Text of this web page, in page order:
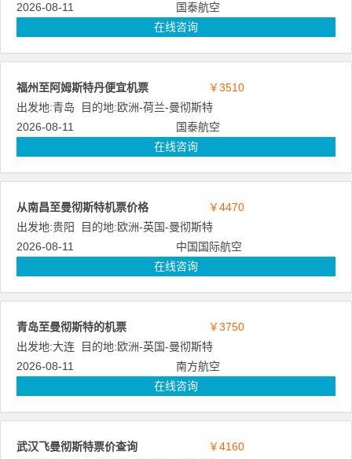
2026-08-11
国泰航空
在线咨询
福州至阿姆斯特丹便宜机票
￥3510
出发地:青岛 目的地:欧洲-荷兰-曼彻斯特
2026-08-11
国泰航空
在线咨询
从南昌至曼彻斯特机票价格
￥4470
出发地:贵阳 目的地:欧洲-英国-曼彻斯特
2026-08-11
中国国际航空
在线咨询
青岛至曼彻斯特的机票
￥3750
出发地:大连 目的地:欧洲-英国-曼彻斯特
2026-08-11
南方航空
在线咨询
武汉飞曼彻斯特票价查询
￥4160